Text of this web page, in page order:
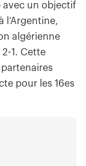
avec un objectif
l’Argentine,
algérienne
1. Cette
pour les 16es